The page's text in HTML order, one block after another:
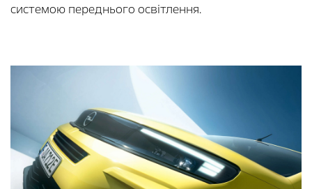
системою переднього освітлення.